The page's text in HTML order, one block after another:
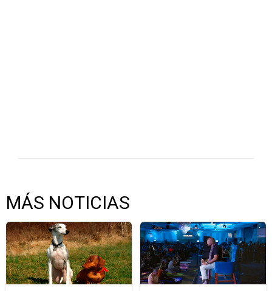
MÁS NOTICIAS